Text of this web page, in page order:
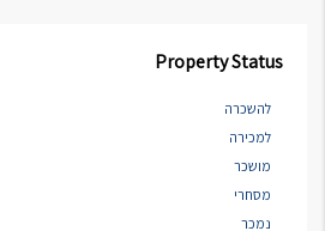
Property Status
להשכרה
למכירה
מושכר
מסחרי
נמכר